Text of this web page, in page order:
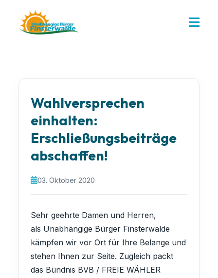
Wahlversprechen
einhalten:
Erschließungsbeiträge
abschaffen!
03. Oktober 2020
Sehr geehrte Damen und Herren,
als Unabhängige Bürger Finsterwalde
kämpfen wir vor Ort für Ihre Belange und
stehen Ihnen zur Seite. Zugleich packt
das Bündnis BVB / FREIE WÄHLER